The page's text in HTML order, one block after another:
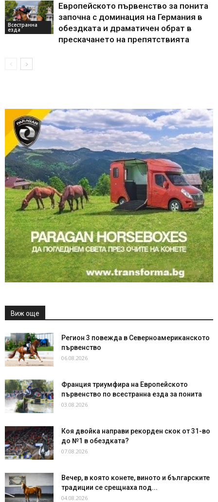
Всестранна
езда
Европейското първенство за понита
започна с доминация на Германия в
обездката и драматичен обрат в
прескачането на препятствията
Виж още
Регион 3 повежда в Северноамериканското
първенство
06.08.2026
Франция триумфира на Европейското
първенство по всестранна езда за понита
03.08.2026
Коя двойка направи рекорден скок от 31-во
до №1 в обездката?
07.08.2026
Вечер, в която конете, виното и българските
традиции се срещнаха под...
04.08.2026